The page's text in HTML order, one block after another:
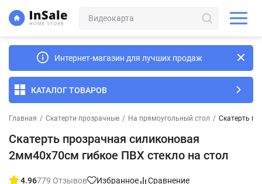
Интернет-магазин для лучших продаж
КАТАЛОГ ТОВАРОВ
Главная / Скатерти прозрачные / На прямоугольный стол / Скатерть
Скатерть прозрачная силиконовая
2мм40x70см гибкое ПВХ стекло на стол
4.96779 Отзывов Избранное Сравнение